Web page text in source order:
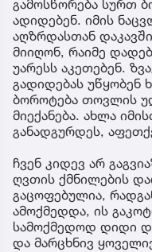
გამოსწორება სურთ
ადიდებენ. იმის
აღზრდასთან
მიიღონ, რაიმე
უარესს აკეთებენ.
გადიდებას
ბოროტება თოვლის
მიექანება. ახლა
განადგურდეს,
ჩვენ კიდევ არ
ღვთის ქმნილების
გაცოფებულია,
ამოქმედდა, ის
სამოქმედოდ დიდი
და მარცხნივ